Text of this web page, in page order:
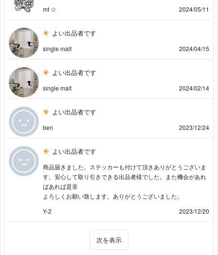
mt ☆ 2024/05/11
よい出品者です
single malt 2024/04/15
よい出品者です
single malt 2024/02/14
よい出品者です
ben 2023/12/24
よい出品者です
商品届きました。ステッカーも付けて頂きありがとうございま
す。安心して取り引きできる出品者様でした。また機会があれ
ばあれば是非
よろしくお願い致します。ありがとうございました。
Y-2
2023/12/20
次を表示